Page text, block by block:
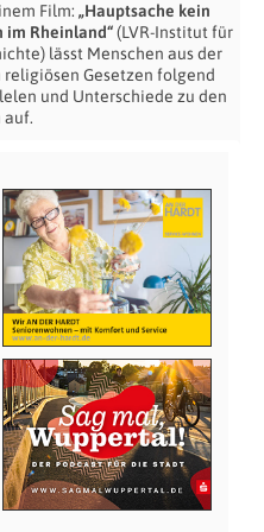
Film: „Hauptsache kein
im Rheinland“(LVR-Institut für
lässt Menschen aus der
religiösen Gesetzen folgend
und Unterschiede zu den
auf.